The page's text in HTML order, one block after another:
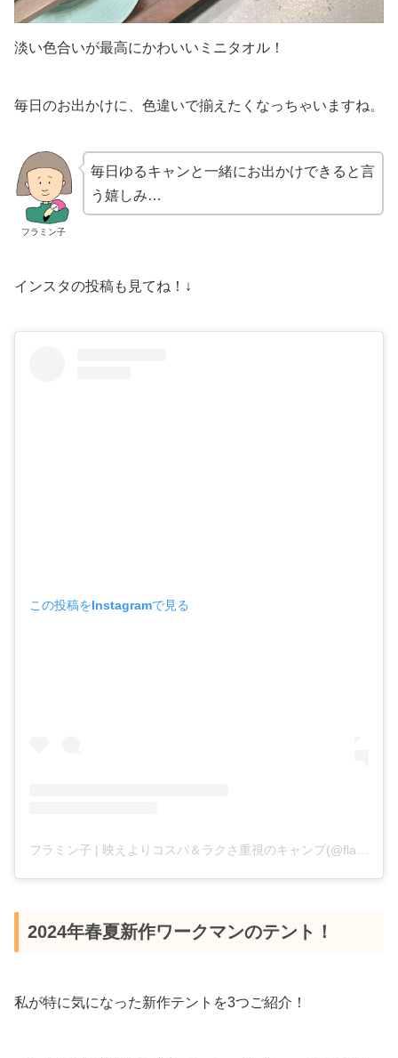
淡い色合いが最高にかわいいミニタオル！
毎日のお出かけに、色違いで揃えたくなっちゃいますね。
フラミン子
毎日ゆるキャンと一緒にお出かけできると言
う嬉しみ…
インスタの投稿も見てね！↓
この投稿をInstagramで見る
2024年春夏新作ワークマンのテント！
私が特に気になった新作テントを3つご紹介！